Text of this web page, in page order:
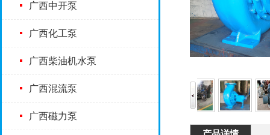
广西中开泵
广西化工泵
广西柴油机水泵
广西混流泵
广西磁力泵